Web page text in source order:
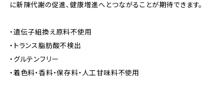
に新陳代謝の促進、健康増進へとつながることが期待できます。
・遺伝子組換え原料不使用
・トランス脂肪酸不検出
・グルテンフリー
・着色料・香料・保存料・人工甘味料不使用